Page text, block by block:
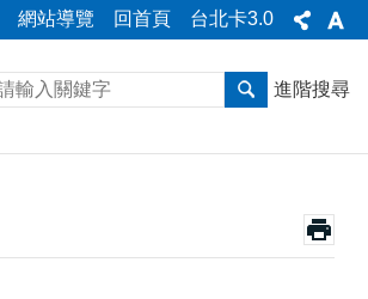
網站導覽 回首頁 台北卡3.0
進階搜尋